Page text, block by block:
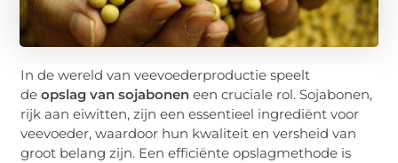
In de wereld van veevoederproductie speelt
deopslag van sojabonen een cruciale rol. Sojabonen,
rijk aan eiwitten, zijn een essentieel ingrediënt voor
veevoeder, waardoor hun kwaliteit en versheid van
groot belang zijn. Een efficiënte opslagmethode is